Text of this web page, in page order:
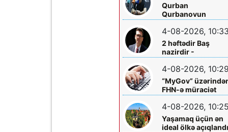
Qurban
Qurbanovun
mətbuat konfransı
Bakıda olacaq
4-08-2026, 10:33
2 həftədir Baş
nazirdir -
Məzuniyyətə çıxır
4-08-2026, 10:29
“MyGov”
FHN-ə müraciət
etmək olacaq
4-08-2026, 10:25
Yaşamaq üçün ən
ideal ölkə açıqlandı